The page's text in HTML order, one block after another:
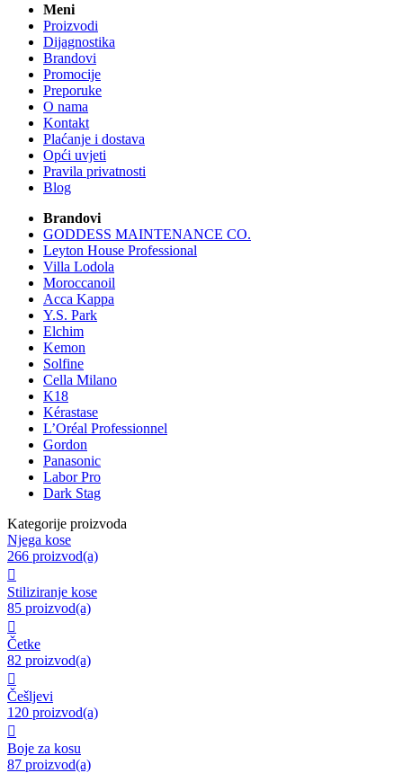
Meni
Proizvodi
Dijagnostika
Brandovi
Promocije
Preporuke
O nama
Kontakt
Plaćanje i dostava
Opći uvjeti
Pravila privatnosti
Blog
Brandovi
GODDESS MAINTENANCE CO.
Leyton House Professional
Villa Lodola
Moroccanoil
Acca Kappa
Y.S. Park
Elchim
Kemon
Solfine
Cella Milano
K18
Kérastase
L’Oréal Professionnel
Gordon
Panasonic
Labor Pro
Dark Stag
Kategorije proizvoda
Njega kose
266 proizvod(a)

Stiliziranje kose
85 proizvod(a)

Četke
82 proizvod(a)

Češljevi
120 proizvod(a)

Boje za kosu
87 proizvod(a)